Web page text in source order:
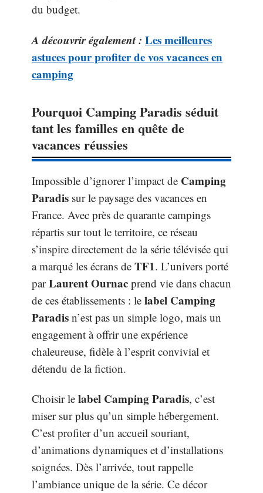
du budget.
A découvrir également : Les meilleures
astuces pour profiter de vos vacances en
camping
Pourquoi Camping Paradis séduit
tant les familles en quête de
vacances réussies
Impossible d’ignorer l’impact de Camping
Paradis sur le paysage des vacances en
France. Avec près de quarante campings
répartis sur tout le territoire, ce réseau
s’inspire directement de la série télévisée qui
a marqué les écrans de TF1. L’univers porté
parLaurent Ournac prend vie dans chacun
de ces établissements : le label Camping
Paradis n’est pas un simple logo, mais un
engagement à offrir une expérience
chaleureuse, fidèle à l’esprit convivial et
détendu de la fiction.
Choisir le label Camping Paradis, c’est
miser sur plus qu’un simple hébergement.
C’est profiter d’un accueil souriant,
d’animations dynamiques et d’installations
soignées. Dès l’arrivée, tout rappelle
l’ambiance unique de la série. Ce décor